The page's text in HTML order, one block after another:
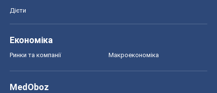
Дієти
Економіка
Ринки та компанії Макроекономіка
MedOboz